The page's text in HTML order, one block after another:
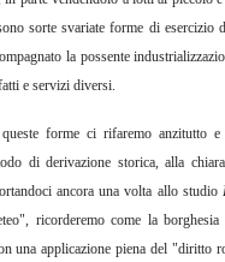
sorte svariate forme di esercizio
la possente
e servizi diversi.
forme ci rifaremo anzitutto
di derivazione storica, alla
ancora una volta allo studio
ricorderemo come la
una applicazione piena del "diritto